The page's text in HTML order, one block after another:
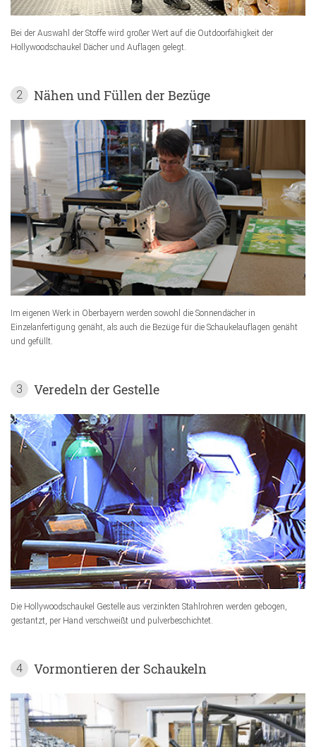
Bei der Auswahl der Stoffe wird großer Wert auf die Outdoorfähigkeit der
Hollywoodschaukel Dächer und Auflagen gelegt.
2 Nähen und Füllen der Bezüge
Im eigenen Werk in Oberbayern werden sowohl die Sonnendächer in
Einzelanfertigung genäht, als auch die Bezüge für die Schaukelauflagen genäht
und gefüllt.
3 Veredeln der Gestelle
Die Hollywoodschaukel Gestelle aus verzinkten Stahlrohren werden gebogen,
gestantzt, per Hand verschweißt und pulverbeschichtet.
4 Vormontieren der Schaukeln